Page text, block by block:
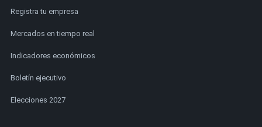
Registra tu empresa
Mercados en tiempo real
Indicadores económicos
Boletín ejecutivo
Elecciones 2027